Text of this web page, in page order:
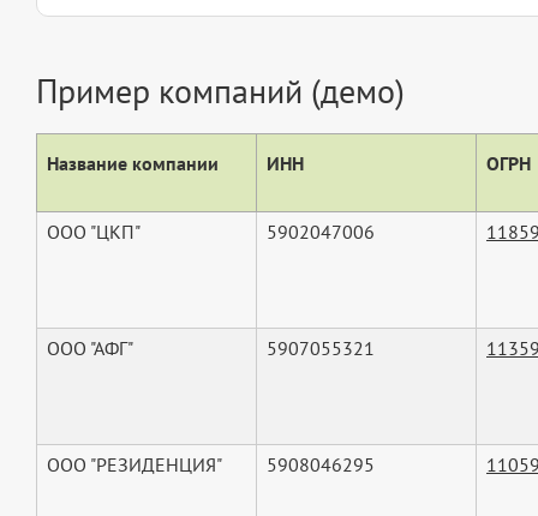
Пример компаний (демо)
Название компании ИНН ОГРН
ООО "ЦКП" 5902047006
ООО "АФГ" 5907055321
ООО "РЕЗИДЕНЦИЯ" 5908046295